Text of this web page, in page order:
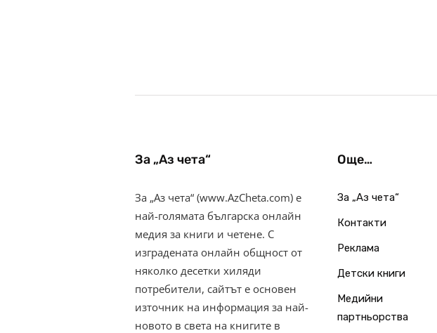
За „Аз чета“
За „Аз чета“ (www.AzCheta.com) е
най-голямата българска онлайн
медия за книги и четене. С
изградената онлайн общност от
няколко десетки хиляди
потребители, сайтът е основен
източник на информация за най-
новото в света на книгите в
Още…
За „Аз чета“
Контакти
Реклама
Детски книги
Медийни
партньорства